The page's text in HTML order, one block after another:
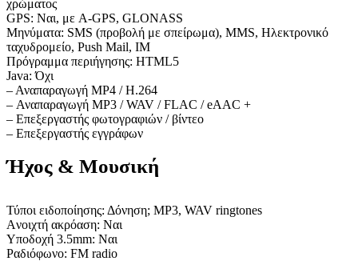
χρώματος
GPS: Ναι, με A-GPS, GLONASS
Μηνύματα: SMS (προβολή με σπείρωμα), MMS, Ηλεκτρονικό
ταχυδρομείο, Push Mail, IM
Πρόγραμμα περιήγησης: HTML5
Java: Όχι
– Αναπαραγωγή MP4 / H.264
– Αναπαραγωγή MP3 / WAV / FLAC / eAAC +
– Επεξεργαστής φωτογραφιών / βίντεο
– Επεξεργαστής εγγράφων
Ήχος & Μουσική
Τύποι ειδοποίησης: Δόνηση; MP3, WAV ringtones
Aνοιχτή ακρόαση: Ναι
Υποδοχή 3.5mm: Ναι
Ραδιόφωνο: FM radio